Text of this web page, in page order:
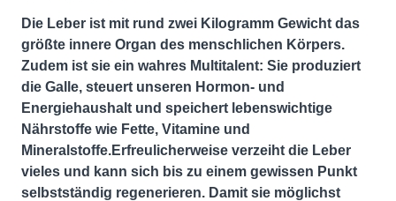
Die Leber ist mit rund zwei Kilogramm Gewicht das
größte innere Organ des menschlichen Körpers.
Zudem ist sie ein wahres Multitalent: Sie produziert
die Galle, steuert unseren Hormon- und
Energiehaushalt und speichert lebenswichtige
Nährstoffe wie Fette, Vitamine und
Mineralstoffe.Erfreulicherweise verzeiht die Leber
vieles und kann sich bis zu einem gewissen Punkt
selbstständig regenerieren. Damit sie möglichst